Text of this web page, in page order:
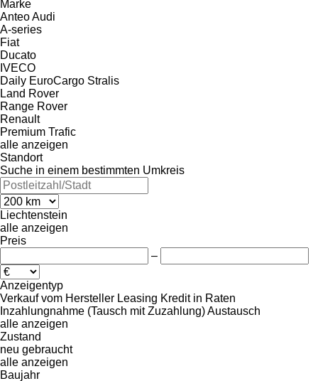
Marke
AnteoAudi
A-series
Fiat
Ducato
IVECO
Daily EuroCargo Stralis
Land Rover
Range Rover
Renault
Premium Trafic
alle anzeigen
Standort
Suche in einem bestimmten Umkreis
Liechtenstein
alle anzeigen
Preis
–
Anzeigentyp
Verkauf vom Hersteller Leasing Kredit in Raten
Inzahlungnahme (Tausch mit Zuzahlung)Austausch
alle anzeigen
Zustand
neu gebraucht
alle anzeigen
Baujahr